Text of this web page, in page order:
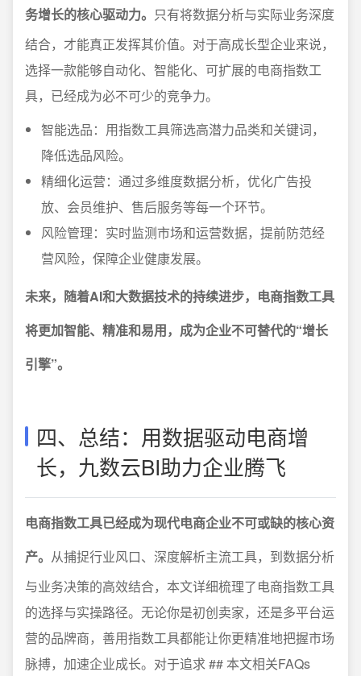
务增长的核心驱动力。 只有将数据分析与实际业务深度
结合，才能真正发挥其价值。对于高成长型企业来说，
选择一款能够自动化、智能化、可扩展的电商指数工
具，已经成为必不可少的竞争力。
智能选品：用指数工具筛选高潜力品类和关键词，
降低选品风险。
精细化运营：通过多维度数据分析，优化广告投
放、会员维护、售后服务等每一个环节。
风险管理：实时监测市场和运营数据，提前防范经
营风险，保障企业健康发展。
未来，随着AI和大数据技术的持续进步，电商指数工具
将更加智能、精准和易用，成为企业不可替代的“增长
引擎”。
四、总结：用数据驱动电商增
长，九数云BI助力企业腾飞
电商指数工具已经成为现代电商企业不可或缺的核心资
产。 从捕捉行业风口、深度解析主流工具，到数据分析
与业务决策的高效结合，本文详细梳理了电商指数工具
的选择与实操路径。无论你是初创卖家，还是多平台运
营的品牌商，善用指数工具都能让你更精准地把握市场
脉搏，加速企业成长。对于追求 ## 本文相关FAQs